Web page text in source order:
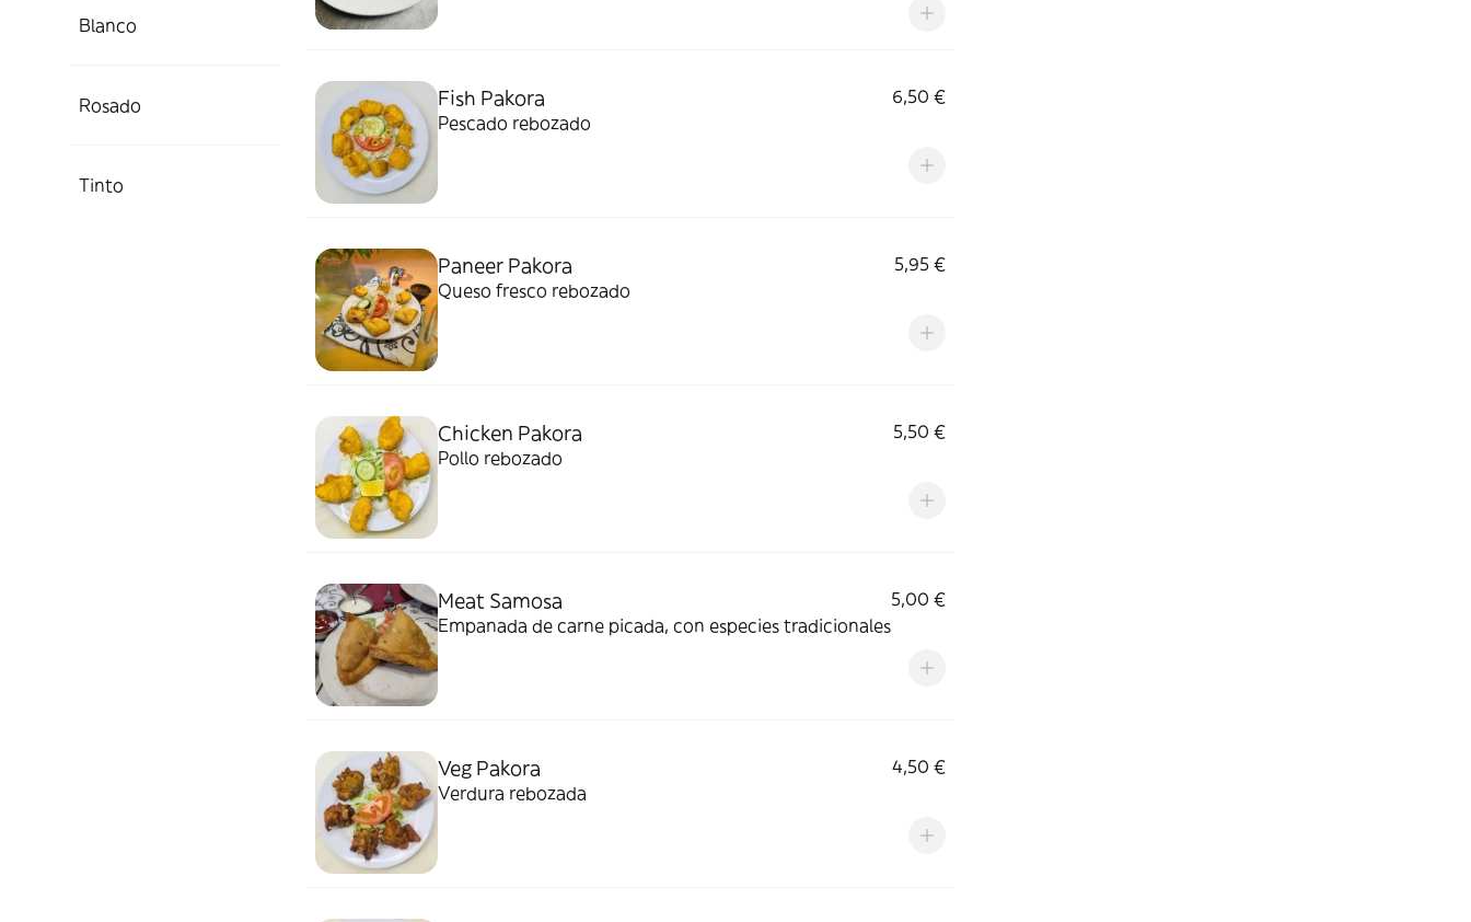
Blanco
Rosado
Tinto
Fish Pakora
6,50 €
Pescado rebozado
Paneer Pakora
5,95 €
Queso fresco rebozado
Chicken Pakora
5,50 €
Pollo rebozado
Meat Samosa
5,00 €
Empanada de carne picada, con especies tradicionales
Veg Pakora
4,50 €
Verdura rebozada